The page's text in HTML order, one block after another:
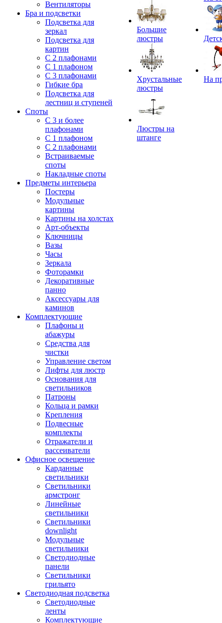
Вентиляторы
Бра и подсветки
Подсветка для
зеркал
Подсветка для
картин
С 2 плафонами
С 1 плафоном
С 3 плафонами
Гибкие бра
Подсветка для
лестниц и ступеней
Споты
С 3 и более
плафонами
С 1 плафоном
С 2 плафонами
Встраиваемые
споты
Накладные споты
Предметы интерьера
Постеры
Модульные
картины
Картины на холстах
Арт-объекты
Ключницы
Вазы
Часы
Зеркала
Фоторамки
Декоративные
панно
Аксессуары для
каминов
Комплектующие
Плафоны и
абажуры
Средства для
чистки
Управление светом
Лифты для люстр
Основания для
светильников
Патроны
Кольца и рамки
Крепления
Подвесные
комплекты
Отражатели и
рассеиватели
Офисное освещение
Карданные
светильники
Светильники
армстронг
Линейные
светильники
Светильники
downlight
Модульные
светильники
Светодиодные
панели
Светильники
грильято
Светодиодная подсветка
Светодиодные
ленты
Комплектующие
Большие
люстры
Хрустальные
люстры
Люстры на
штанге
На